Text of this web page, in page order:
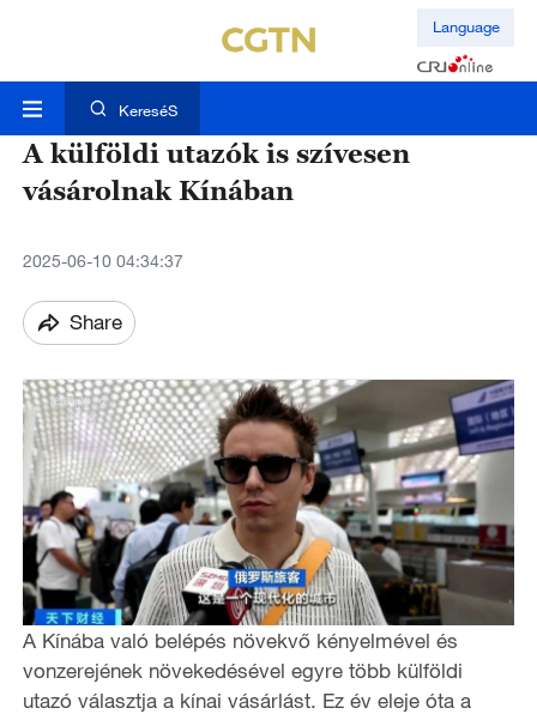
Language
KereséS
A külföldi utazók is szívesen
vásárolnak Kínában
2025-06-10 04:34:37
Share
A Kínába való belépés növekvő kényelmével és
vonzerejének növekedésével egyre több külföldi
utazó választja a kínai vásárlást. Ez év eleje óta a